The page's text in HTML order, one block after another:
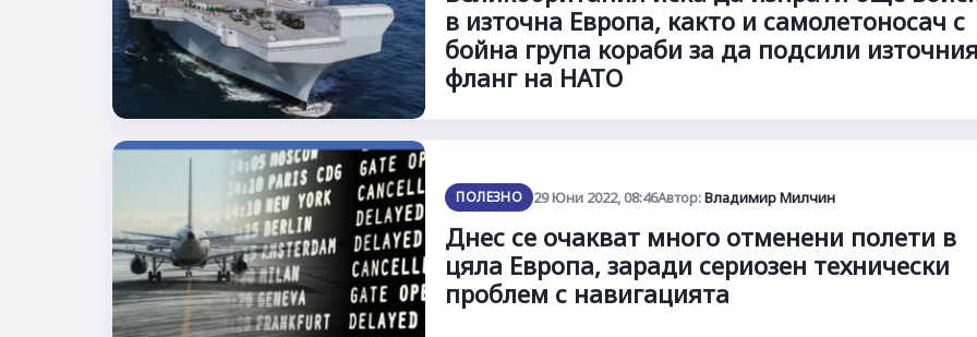
в източна Европа, както и самолетоносач с
бойна група кораби за да подсили
фланг на НАТО
ПОЛЕЗНО 29 Юни 2022, 08:46Автор:Владимир Милчин
Днес се очакват много отменени полети в
цяла Европа, заради сериозен технически
проблем с навигацията